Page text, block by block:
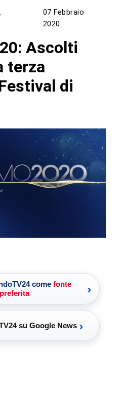
07 Febbraio
2020
Ascolti
terza
di
come fonte
preferita
›
su Google News ›